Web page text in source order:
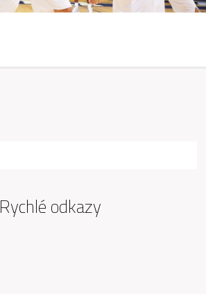
Rychlé odkazy